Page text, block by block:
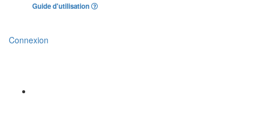
Guide d'utilisation
Connexion